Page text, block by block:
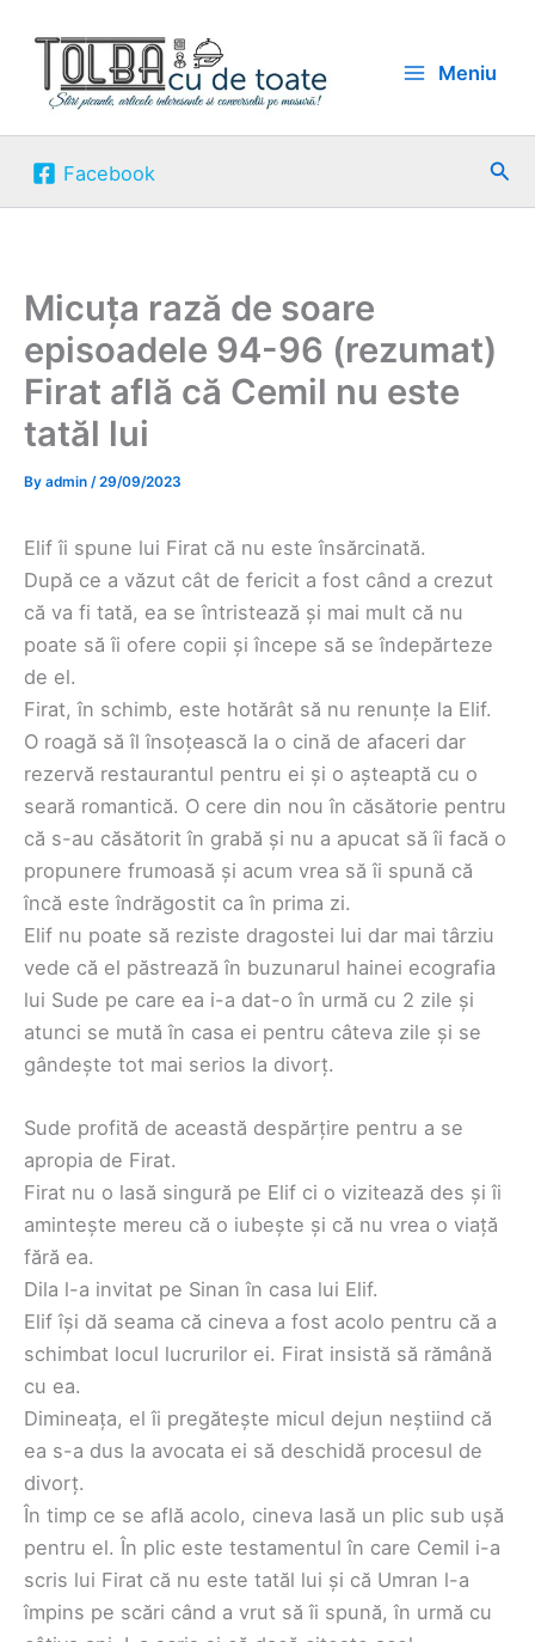
content
Meniu
Facebook
Micuța rază de soare
episoadele 94-96 (rezumat)
Firat află că Cemil nu este
tatăl lui
By admin /29/09/2023
Elif îi spune lui Firat că nu este însărcinată.
După ce a văzut cât de fericit a fost când a crezut
că va fi tată, ea se întristează și mai mult că nu
poate să îi ofere copii și începe să se îndepărteze
de el.
Firat, în schimb, este hotărât să nu renunțe la Elif.
O roagă să îl însoțească la o cină de afaceri dar
rezervă restaurantul pentru ei și o așteaptă cu o
seară romantică. O cere din nou în căsătorie pentru
că s-au căsătorit în grabă și nu a apucat să îi facă o
propunere frumoasă și acum vrea să îi spună că
încă este îndrăgostit ca în prima zi.
Elif nu poate să reziste dragostei lui dar mai târziu
vede că el păstrează în buzunarul hainei ecografia
lui Sude pe care ea i-a dat-o în urmă cu 2 zile și
atunci se mută în casa ei pentru câteva zile și se
gândește tot mai serios la divorț.
Sude profită de această despărțire pentru a se
apropia de Firat.
Firat nu o lasă singură pe Elif ci o vizitează des și îi
amintește mereu că o iubește și că nu vrea o viață
fără ea.
Dila l-a invitat pe Sinan în casa lui Elif.
Elif își dă seama că cineva a fost acolo pentru că a
schimbat locul lucrurilor ei. Firat insistă să rămână
cu ea.
Dimineața, el îi pregătește micul dejun neștiind că
ea s-a dus la avocata ei să deschidă procesul de
divorț.
În timp ce se află acolo, cineva lasă un plic sub ușă
pentru el. În plic este testamentul în care Cemil i-a
scris lui Firat că nu este tatăl lui și că Umran l-a
împins pe scări când a vrut să îi spună, în urmă cu